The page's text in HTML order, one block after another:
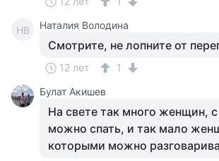
НВ Наталия Володина
Смотрите, не лопните от
12 лет
1
Булат Акишев
На свете так много женщин,
можно спать, и так мало
которыми можно